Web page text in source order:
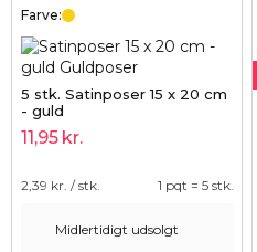
Farve:
5 stk. Satinposer 15 x 20 cm
- guld
11,95 kr.
2,39 kr. / stk. 1 pqt = 5 stk.
Midlertidigt udsolgt